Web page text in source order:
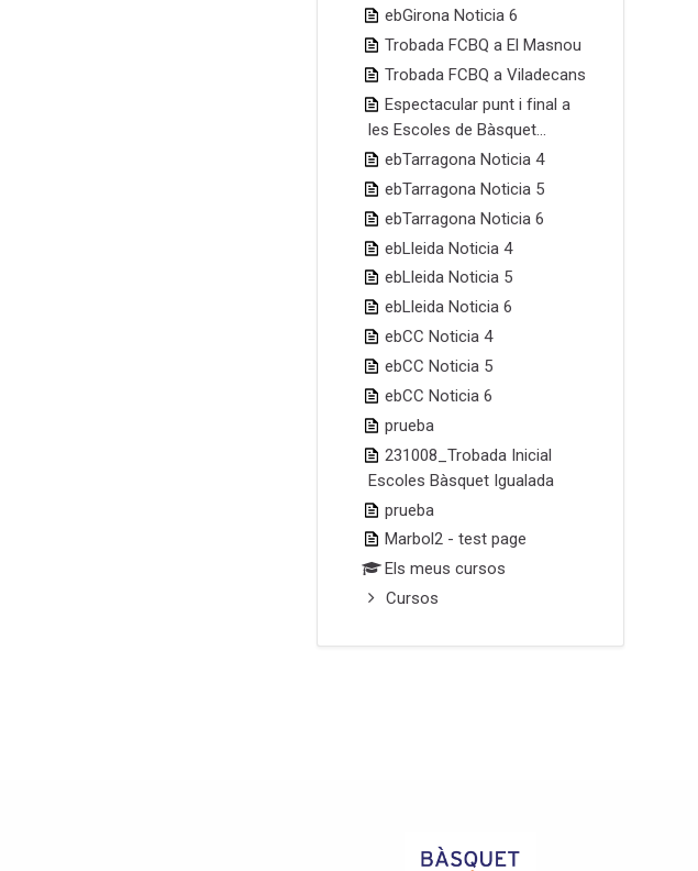
ebGirona Noticia 6
Trobada FCBQ a El Masnou
Trobada FCBQ a Viladecans
Espectacular punt i final a
les Escoles de Bàsquet...
ebTarragona Noticia 4
ebTarragona Noticia 5
ebTarragona Noticia 6
ebLleida Noticia 4
ebLleida Noticia 5
ebLleida Noticia 6
ebCC Noticia 4
ebCC Noticia 5
ebCC Noticia 6
prueba
231008_Trobada Inicial
Escoles Bàsquet Igualada
prueba
Marbol2 - test page
Els meus cursos
Cursos